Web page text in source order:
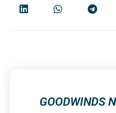
GOODWINDS